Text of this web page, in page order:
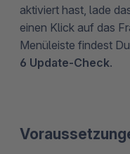
aktiviert hast, lade
einen Klick auf das
Menüleiste findest
6 Update-Check.